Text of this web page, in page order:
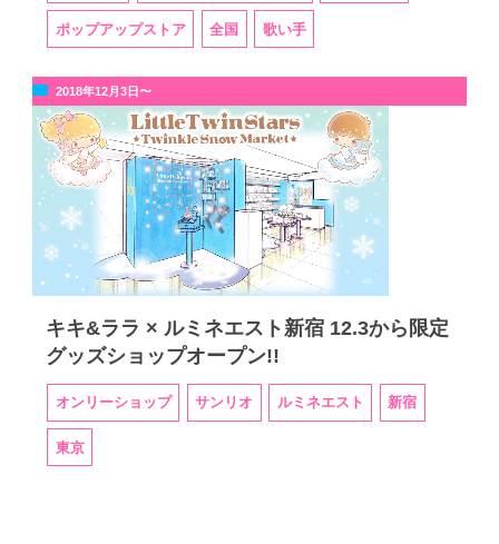
ポップアップストア 全国 歌い手
2018年12月3日〜
キキ&ララ × ルミネエスト新宿 12.3から限定
グッズショップオープン!!
オンリーショップ サンリオ ルミネエスト 新宿
東京